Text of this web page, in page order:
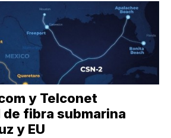
y Telconet
de fibra submarina
y EU